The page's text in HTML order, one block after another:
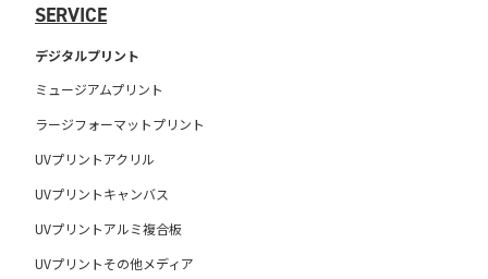
SERVICE
デジタルプリント
ミュージアムプリント
ラージフォーマットプリント
UVプリントアクリル
UVプリントキャンバス
UVプリントアルミ複合板
UVプリントその他メディア